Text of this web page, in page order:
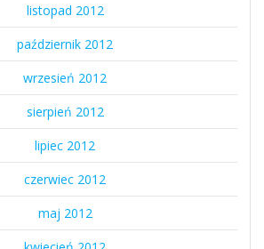
listopad 2012
październik 2012
wrzesień 2012
sierpień 2012
lipiec 2012
czerwiec 2012
maj 2012